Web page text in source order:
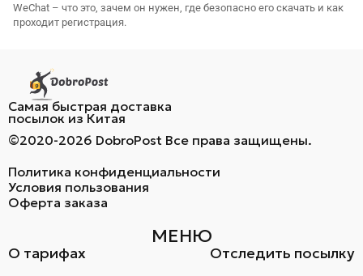
WeChat – что это, зачем он нужен, где безопасно его скачать и как
проходит регистрация.
Самая быстрая доставка
посылок из Китая
©2020-2026 DobroPost Все права защищены.
Политика конфиденциальности
Условия пользования
Оферта заказа
МЕНЮ
О тарифах
Отследить посылку